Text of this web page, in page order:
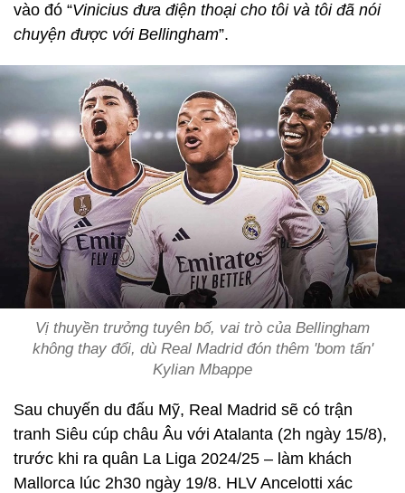
vào đó “Vinicius đưa điện thoại cho tôi và tôi đã nói
chuyện được với Bellingham”.
Vị thuyền trưởng tuyên bố, vai trò của Bellingham
không thay đổi, dù Real Madrid đón thêm 'bom tấn'
Kylian Mbappe
Sau chuyến du đấu Mỹ, Real Madrid sẽ có trận
tranh Siêu cúp châu Âu với Atalanta (2h ngày 15/8),
trước khi ra quân La Liga 2024/25 – làm khách
Mallorca lúc 2h30 ngày 19/8. HLV Ancelotti xác